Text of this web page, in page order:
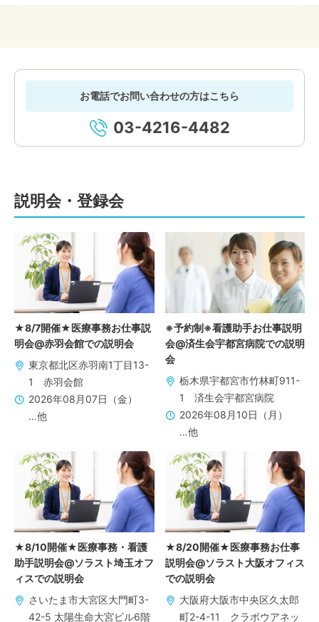
お電話でお問い合わせの方はこちら
03-4216-4482
説明会・登録会
★8/7開催★医療事務お仕事説
明会@赤羽会館での説明会
東京都北区赤羽南1丁目13-
1 赤羽会館
2026年08月07日（金）
…他
※予約制※看護助手お仕事説明
会@済生会宇都宮病院での説明
会
栃木県宇都宮市竹林町911-
1 済生会宇都宮病院
2026年08月10日（月）
…他
★8/10開催★医療事務・看護
助手説明会@ソラスト埼玉オフ
ィスでの説明会
さいたま市大宮区大門町3-
42-5 太陽生命大宮ビル6階
★8/20開催★医療事務お仕事
説明会@ソラスト大阪オフィス
での説明会
大阪府大阪市中央区久太郎
町2-4-11 クラボウアネッ